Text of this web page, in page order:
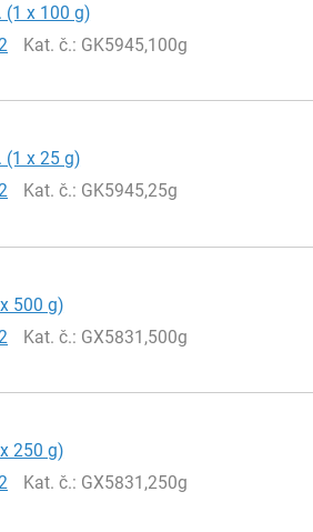
(1 x 100 g)
Kat. č.: GK5945,100g
(1 x 25 g)
Kat. č.: GK5945,25g
500 g)
Kat. č.: GX5831,500g
250 g)
Kat. č.: GX5831,250g